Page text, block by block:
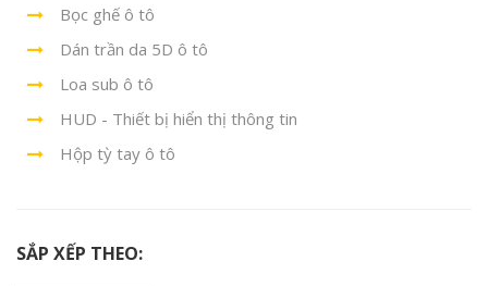
Bọc ghế ô tô
Dán trần da 5D ô tô
Loa sub ô tô
HUD - Thiết bị hiển thị thông tin
Hộp tỳ tay ô tô
SẮP XẾP THEO: